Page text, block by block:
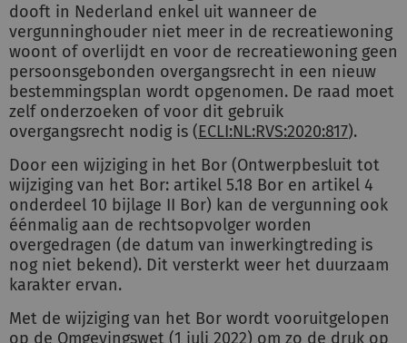
dooft in Nederland enkel uit wanneer de
vergunninghouder niet meer in de recreatiewoning
woont of overlijdt en voor de recreatiewoning geen
persoonsgebonden overgangsrecht in een nieuw
bestemmingsplan wordt opgenomen. De raad moet
zelf onderzoeken of voor dit gebruik
overgangsrecht nodig is (ECLI:NL:RVS:2020:817).
Door een wijziging in het Bor (Ontwerpbesluit tot
wijziging van het Bor: artikel 5.18 Bor en artikel 4
onderdeel 10 bijlage II Bor) kan de vergunning ook
éénmalig aan de rechtsopvolger worden
overgedragen (de datum van inwerkingtreding is
nog niet bekend). Dit versterkt weer het duurzaam
karakter ervan.
Met de wijziging van het Bor wordt vooruitgelopen
op de Omgevingswet (1 juli 2022) om zo de druk op